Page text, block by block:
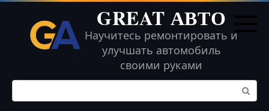
Перейти
контенту
GREAT АВТО
Научитесь ремонтировать и
улучшать автомобиль
своими руками
Поиск: